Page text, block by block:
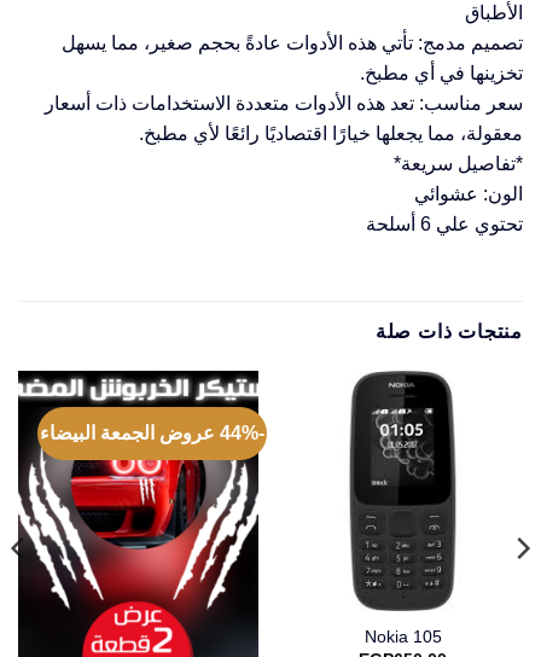
الأطباق
تصميم مدمج: تأتي هذه الأدوات عادةً بحجم صغير، مما يسهل
تخزينها في أي مطبخ.
سعر مناسب: تعد هذه الأدوات متعددة الاستخدامات ذات أسعار
معقولة، مما يجعلها خيارًا اقتصاديًا رائعًا لأي مطبخ.
*تفاصيل سريعة*
الون: عشوائي
تحتوي علي 6 أسلحة
منتجات ذات صلة
Nokia 105
-44% عروض الجمعة البيضاء